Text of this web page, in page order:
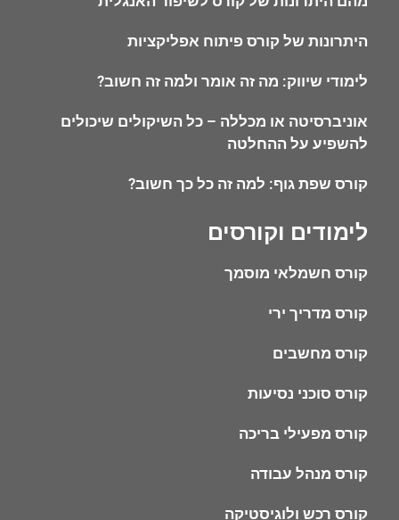
לימודים וקורסים
קורס חשמלאי מוסמך
קורס מדריך ירי
קורס מחשבים
קורס סוכני נסיעות
קורס מפעילי בריכה
קורס מנהל עבודה
קורס רכש ולוגיסטיקה
היתרונות של קורס פיתוח אפליקציות
לימודי שיווק: מה זה אומר ולמה זה חשוב?
אוניברסיטה או מכללה – כל השיקולים שיכולים
להשפיע על ההחלטה
קורס שפת גוף: למה זה כל כך חשוב?